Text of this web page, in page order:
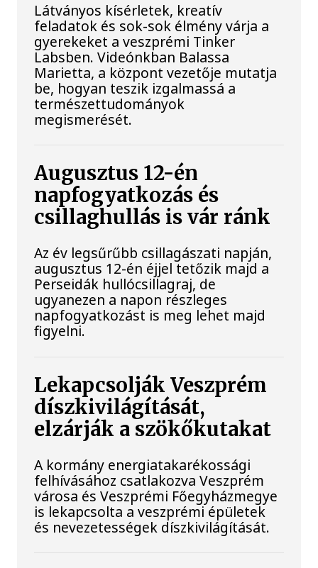
Látványos kísérletek, kreatív
feladatok és sok-sok élmény várja a
gyerekeket a veszprémi Tinker
Labsben. Videónkban Balassa
Marietta, a központ vezetője mutatja
be, hogyan teszik izgalmassá a
természettudományok
megismerését.
Augusztus 12-én
napfogyatkozás és
csillaghullás is vár ránk
Az év legsűrűbb csillagászati napján,
augusztus 12-én éjjel tetőzik majd a
Perseidák hullócsillagraj, de
ugyanezen a napon részleges
napfogyatkozást is meg lehet majd
figyelni.
Lekapcsolják Veszprém
díszkivilágítását,
elzárják a szökőkutakat
A kormány energiatakarékossági
felhívásához csatlakozva Veszprém
városa és Veszprémi Főegyházmegye
is lekapcsolta a veszprémi épületek
és nevezetességek díszkivilágítását.